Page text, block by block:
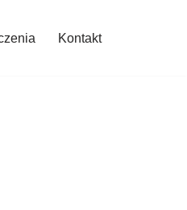
Kontakt